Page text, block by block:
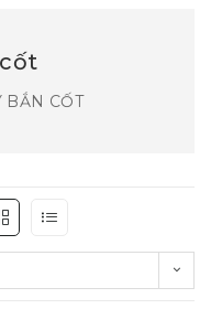
BẮN CỐT